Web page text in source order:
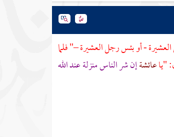
- أو بئس رجل العشيرة –" فلما
"ياعائشةإن شر الناس منزلة عند الله